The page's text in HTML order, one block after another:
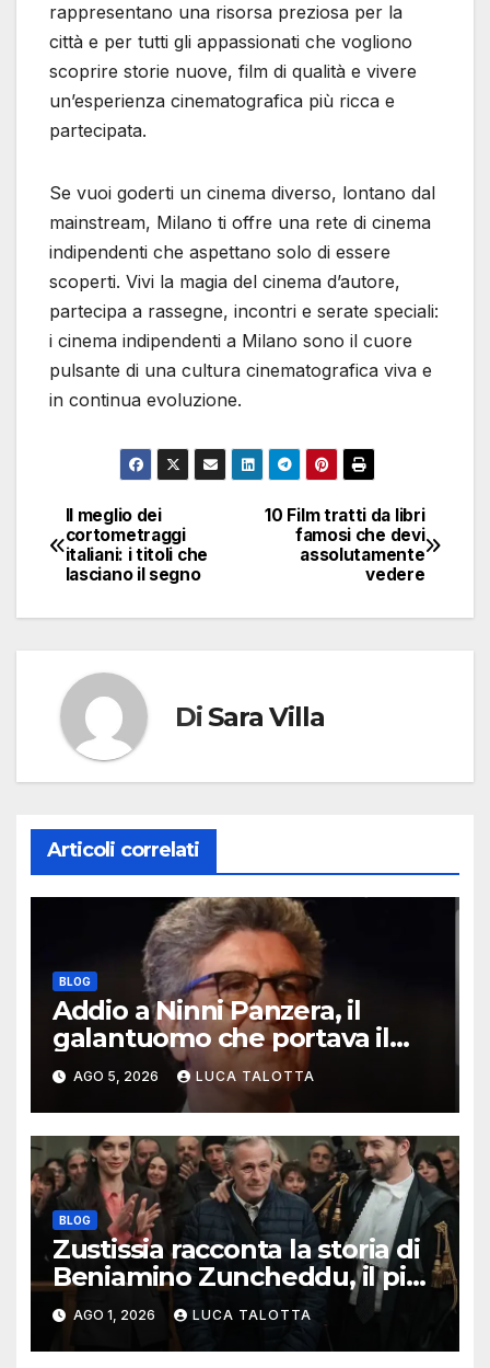
rappresentano una risorsa preziosa per la
città e per tutti gli appassionati che vogliono
scoprire storie nuove, film di qualità e vivere
un’esperienza cinematografica più ricca e
partecipata.
Se vuoi goderti un cinema diverso, lontano dal
mainstream, Milano ti offre una rete di cinema
indipendenti che aspettano solo di essere
scoperti. Vivi la magia del cinema d’autore,
partecipa a rassegne, incontri e serate speciali:
i cinema indipendenti a Milano sono il cuore
pulsante di una cultura cinematografica viva e
in continua evoluzione.
Navigazione
articoli
10 Film tratti da libri
famosi che devi
assolutamente
vedere
Il meglio dei
cortometraggi
italiani: i titoli che
lasciano il segno
Di Sara Villa
Articoli correlati
BLOG
Addio a Ninni Panzera, il
galantuomo che portava il
cinema dove non c’era
AGO 5, 2026 LUCA TALOTTA
BLOG
Zustissia racconta la storia di
Beniamino Zuncheddu, il più
lungo errore giudiziario della
storia italiana
AGO 1, 2026 LUCA TALOTTA